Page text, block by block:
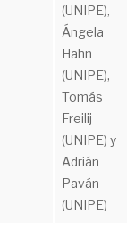
(UNIPE),
Ángela
Hahn
(UNIPE),
Tomás
Freilij
(UNIPE) y
Adrián
Paván
(UNIPE)